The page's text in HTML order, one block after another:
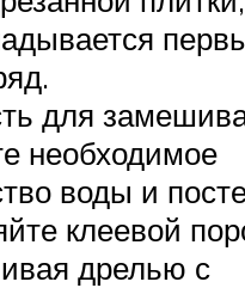
для
необходимое
воды и
клеевой
дрелью с